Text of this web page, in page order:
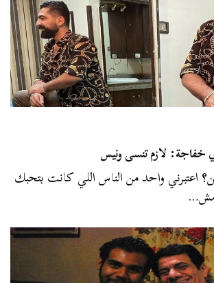
خفاجة: لازم تنسى ونيس
اعتبرني واحد من الناس اللي كانت بتحبك
مش…